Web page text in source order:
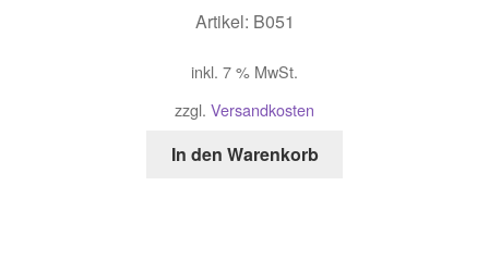
Artikel: B051
inkl. 7 % MwSt.
zzgl. Versandkosten
In den Warenkorb